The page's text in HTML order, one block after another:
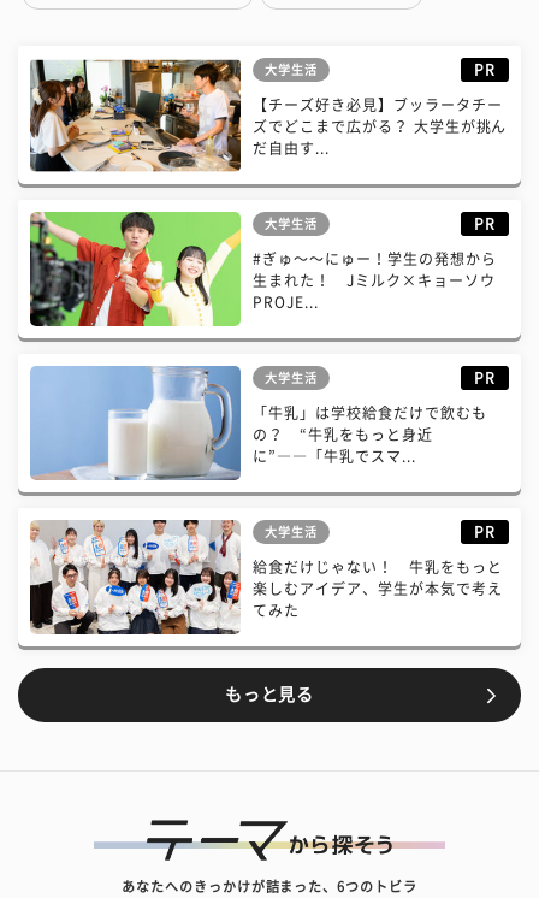
大学生活 PR
【チーズ好き必見】ブッラータチー
ズでどこまで広がる？ 大学生が挑ん
だ自由す...
大学生活 PR
#ぎゅ〜〜にゅー！学生の発想から
生まれた！ Jミルク×キョーソウ
PROJE...
大学生活 PR
「牛乳」は学校給食だけで飲むも
の？ “牛乳をもっと身近
に”――「牛乳でスマ...
大学生活 PR
給食だけじゃない！ 牛乳をもっと
楽しむアイデア、学生が本気で考え
てみた
もっと見る
あなたへのきっかけが詰まった、6つのトビラ